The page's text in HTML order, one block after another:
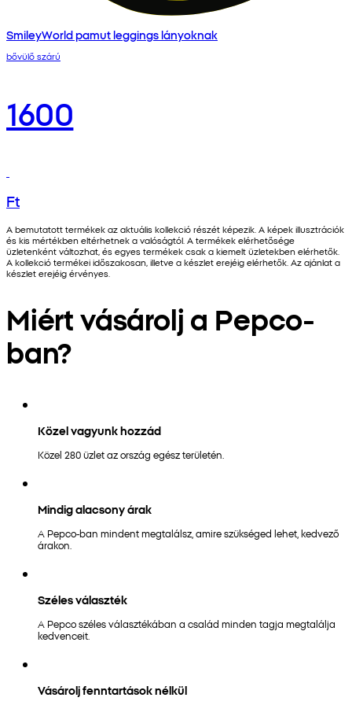
SmileyWorld pamut leggings lányoknak
bővülő szárú
1600
Ft
A bemutatott termékek az aktuális kollekció részét képezik. A képek illusztrációk
és kis mértékben eltérhetnek a valóságtól. A termékek elérhetősége
üzletenként változhat, és egyes termékek csak a kiemelt üzletekben elérhetők.
A kollekció termékei időszakosan, illetve a készlet erejéig elérhetők. Az ajánlat a
készlet erejéig érvényes.
Miért vásárolj a Pepco-
ban?
Közel vagyunk hozzád
Közel 280 üzlet az ország egész területén.
Mindig alacsony árak
A Pepco-ban mindent megtalálsz, amire szükséged lehet, kedvező
árakon.
Széles választék
A Pepco széles választékában a család minden tagja megtalálja
kedvenceit.
Vásárolj fenntartások nélkül